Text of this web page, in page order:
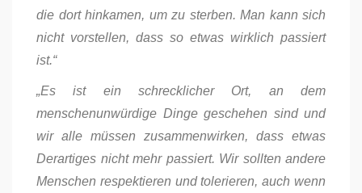
die dort hinkamen, um zu sterben. Man kann sich
nicht vorstellen, dass so etwas wirklich passiert
ist.“
„Es ist ein schrecklicher Ort, an dem
menschenunwürdige Dinge geschehen sind und
wir alle müssen zusammenwirken, dass etwas
Derartiges nicht mehr passiert. Wir sollten andere
Menschen respektieren und tolerieren, auch wenn